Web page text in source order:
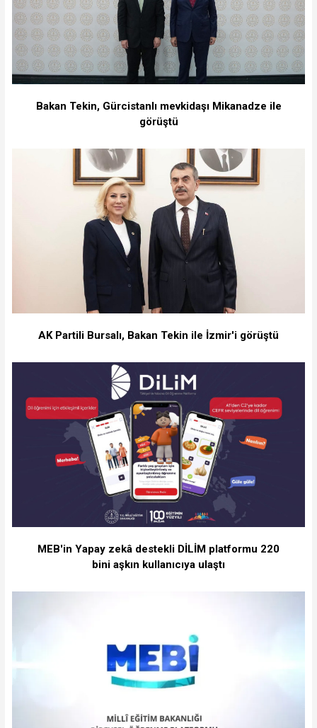
Bakan Tekin, Gürcistanlı mevkidaşı Mikanadze ile
görüştü
AK Partili Bursalı, Bakan Tekin ile İzmir'i görüştü
MEB'in Yapay zekâ destekli DİLİM platformu 220
bini aşkın kullanıcıya ulaştı